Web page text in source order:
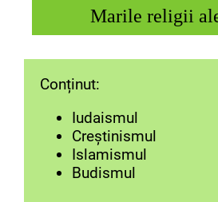
Marile religii
Conținut:
Iudaismul
Creștinismul
Islamismul
Budismul